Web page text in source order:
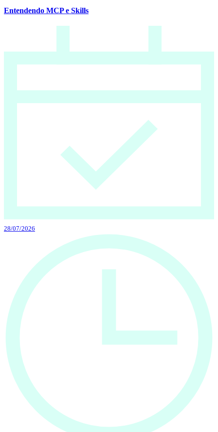
Entendendo MCP e Skills
28/07/2026